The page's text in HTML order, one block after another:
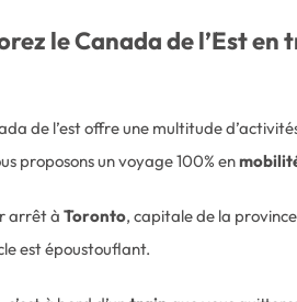
le Canada de l’Est en
de l’est offre une multitude
proposons un voyage 100% en
arrêt àToronto, capitale de la province
est époustouflant.